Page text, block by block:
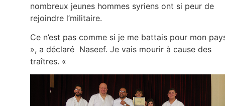
nombreux jeunes hommes syriens ont si peur de
rejoindre l’militaire.
Ce n’est pas comme si je me battais pour mon
», a déclaré Naseef. Je vais mourir à cause des
traîtres. «